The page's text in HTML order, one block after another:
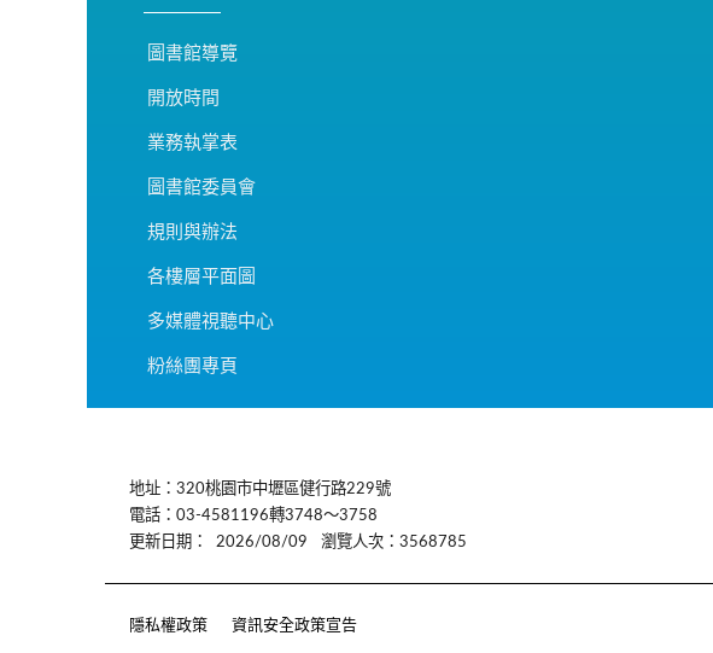
圖書館導覽
開放時間
業務執掌表
圖書館委員會
規則與辦法
各樓層平面圖
多媒體視聽中心
粉絲團專頁
地址：320桃園市中壢區健行路229號
電話：03-4581196轉3748～3758
更新日期：
2026/08/09 瀏覽人次：3568785
隱私權政策 資訊安全政策宣告